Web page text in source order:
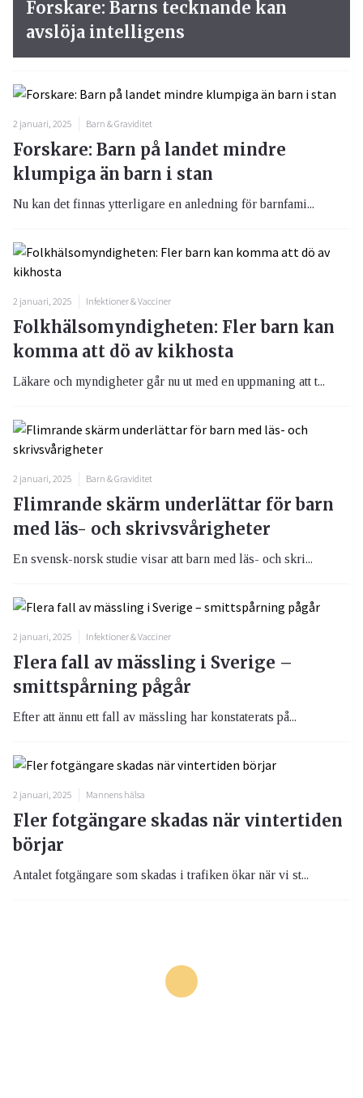
Forskare: Barns tecknande kan
avslöja intelligens
2 januari, 2025 Barn & Graviditet
Forskare: Barn på landet mindre
klumpiga än barn i stan
Nu kan det finnas ytterligare en anledning för barnfami...
2 januari, 2025 Infektioner & Vacciner
Folkhälsomyndigheten: Fler barn kan
komma att dö av kikhosta
Läkare och myndigheter går nu ut med en uppmaning att t...
2 januari, 2025 Barn & Graviditet
Flimrande skärm underlättar för barn
med läs- och skrivsvårigheter
En svensk-norsk studie visar att barn med läs- och skri...
2 januari, 2025 Infektioner & Vacciner
Flera fall av mässling i Sverige –
smittspårning pågår
Efter att ännu ett fall av mässling har konstaterats på...
2 januari, 2025 Mannens hälsa
Fler fotgängare skadas när vintertiden
börjar
Antalet fotgängare som skadas i trafiken ökar när vi st...